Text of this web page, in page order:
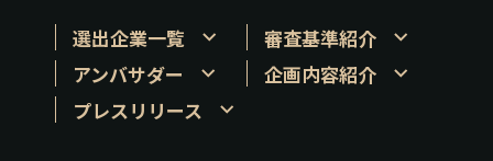
山口エリア
徳島エリア
香川エリア
愛媛エリア
高知エリア
佐賀エリア
選出企業一覧
審査基準紹介
アンバサダー
企画内容紹介
プレスリリース